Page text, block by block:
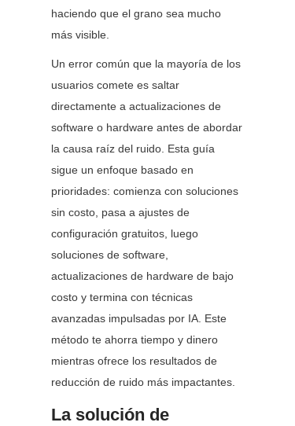
haciendo que el grano sea mucho
más visible.
Un error común que la mayoría de los
usuarios comete es saltar
directamente a actualizaciones de
software o hardware antes de abordar
la causa raíz del ruido. Esta guía
sigue un enfoque basado en
prioridades: comienza con soluciones
sin costo, pasa a ajustes de
configuración gratuitos, luego
soluciones de software,
actualizaciones de hardware de bajo
costo y termina con técnicas
avanzadas impulsadas por IA. Este
método te ahorra tiempo y dinero
mientras ofrece los resultados de
reducción de ruido más impactantes.
La solución de